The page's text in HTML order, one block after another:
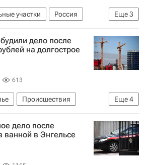
Еще3
участки
Россия
район
дело после
на долгострое
613
Еще4
Происшествия
Россия
Долгострой
дело после
ванной в Энгельсе